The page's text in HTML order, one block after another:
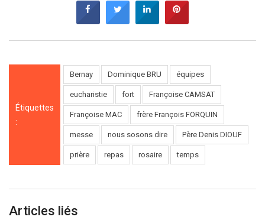
Étiquettes
:
Bernay Dominique BRU équipes
eucharistie fort Françoise CAMSAT
Françoise MAC frère François FORQUIN
messe nous sosons dire Père Denis DIOUF
prière repas rosaire temps
Articles liés